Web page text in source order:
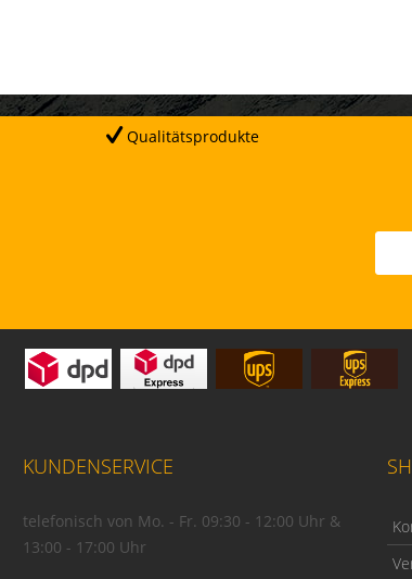
Qualitätsprodukte
KUNDENSERVICE
telefonisch von Mo. - Fr. 09:30 - 12:00 Uhr &
13:00 - 17:00 Uhr